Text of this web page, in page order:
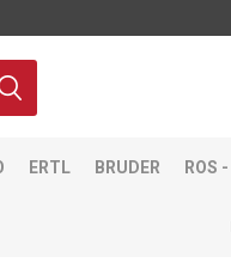
ERTL BRUDER ROS